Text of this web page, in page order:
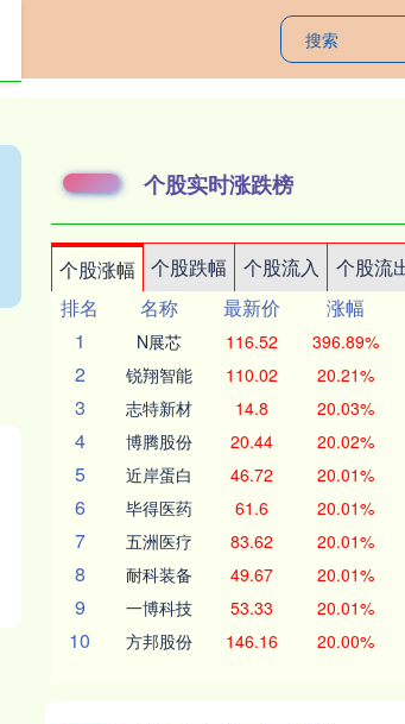
个股实时涨跌榜
个股涨幅 个股跌幅 个股流入 个股流
排名
名称 最新价 涨幅
1
N展芯 116.52 396.89%
2 锐翔智能 110.02 20.21%
3 志特新材 14.8 20.03%
4 博腾股份 20.44 20.02%
5 近岸蛋白 46.72 20.01%
6 毕得医药 61.6 20.01%
7 五洲医疗 83.62 20.01%
8 耐科装备 49.67 20.01%
9 一博科技 53.33 20.01%
10 方邦股份 146.16 20.00%